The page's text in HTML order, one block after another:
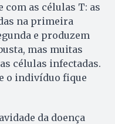
com as células T: as
na primeira
e produzem
mas muitas
células infectadas.
o indivíduo fique
da doença